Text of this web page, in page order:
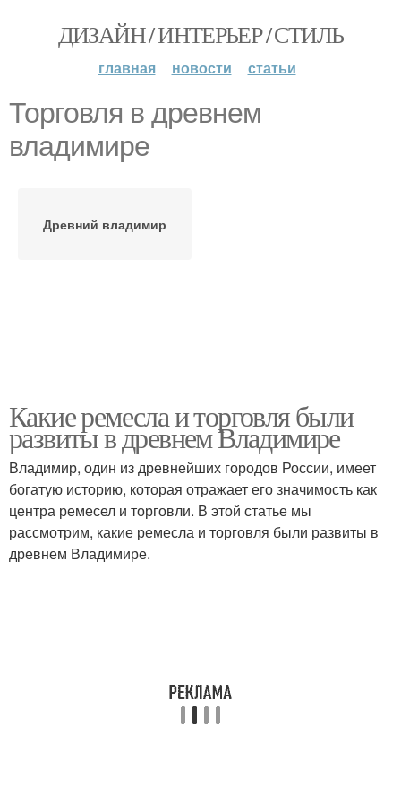
ДИЗАЙН / ИНТЕРЬЕР / СТИЛЬ
главная новости статьи
Торговля в древнем
владимире
Древний владимир
Какие ремесла и торговля были
развиты в древнем Владимире
Владимир, один из древнейших городов России, имеет
богатую историю, которая отражает его значимость как
центра ремесел и торговли. В этой статье мы
рассмотрим, какие ремесла и торговля были развиты в
древнем Владимире.